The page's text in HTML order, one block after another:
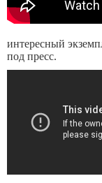
интересный
под пресс.